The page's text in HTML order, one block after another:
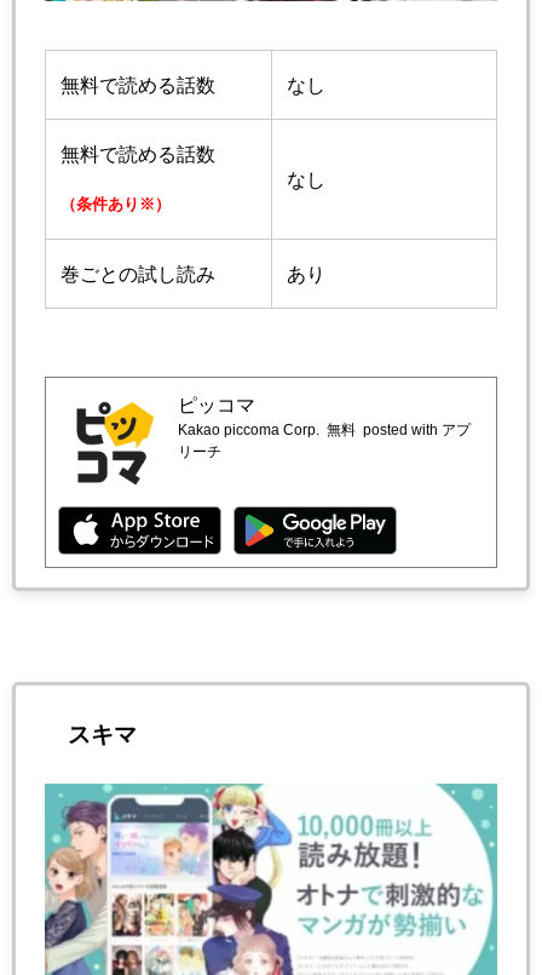
無料で読める話数 なし
無料で読める話数
（条件あり※）
なし
巻ごとの試し読み あり
ピッコマ
Kakao piccoma Corp. 無料 posted with アプ
リーチ
スキマ